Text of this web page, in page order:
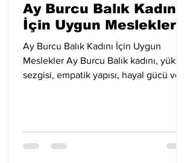
Ay Burcu Balık Kadını
İçin Uygun Meslekler
Ay Burcu Balık Kadını İçin Uygun
Meslekler Ay Burcu Balık kadını, yüksek
sezgisi, empatik yapısı, hayal gücü ve
Okul öncesi öğretmenliği, müzik ve
resim öğretmenliği, çocuk gelişimi